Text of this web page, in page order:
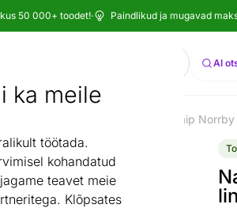
ka meile
töötada.
kohandatud
teavet meie
Klõpsates
50 000+ toodet!· Paindlikud ja mugavad
Otsi AI
Narma plastikvaip